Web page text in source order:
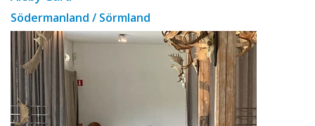
Södermanland / Sörmland